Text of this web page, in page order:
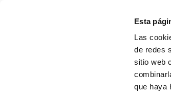
Esta
Las
de redes
sitio web
que haya
"Que